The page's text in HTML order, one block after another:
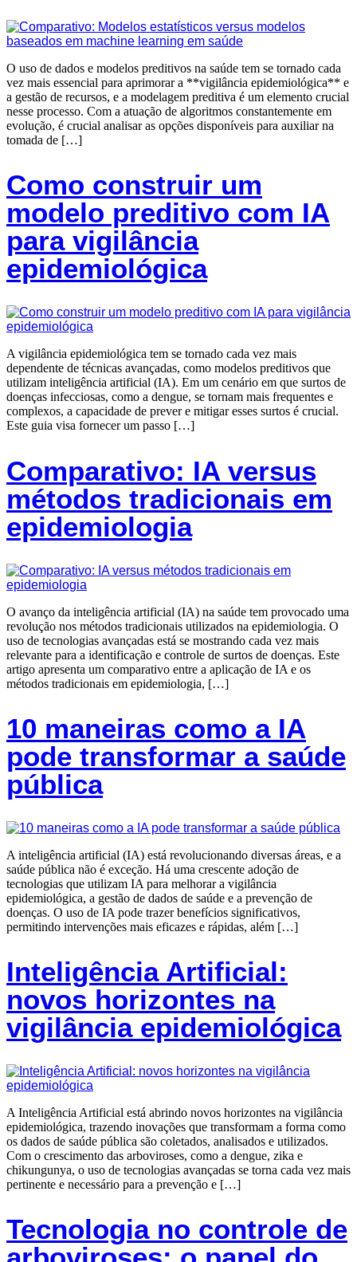
O uso de dados e modelos preditivos na saúde tem se tornado cada
vez mais essencial para aprimorar a **vigilância epidemiológica** e
a gestão de recursos, e a modelagem preditiva é um elemento crucial
nesse processo. Com a atuação de algoritmos constantemente em
evolução, é crucial analisar as opções disponíveis para auxiliar na
tomada de […]
Como construir um
modelo preditivo com IA
para vigilância
epidemiológica
A vigilância epidemiológica tem se tornado cada vez mais
dependente de técnicas avançadas, como modelos preditivos que
utilizam inteligência artificial (IA). Em um cenário em que surtos de
doenças infecciosas, como a dengue, se tornam mais frequentes e
complexos, a capacidade de prever e mitigar esses surtos é crucial.
Este guia visa fornecer um passo […]
Comparativo: IA versus
métodos tradicionais em
epidemiologia
O avanço da inteligência artificial (IA) na saúde tem provocado uma
revolução nos métodos tradicionais utilizados na epidemiologia. O
uso de tecnologias avançadas está se mostrando cada vez mais
relevante para a identificação e controle de surtos de doenças. Este
artigo apresenta um comparativo entre a aplicação de IA e os
métodos tradicionais em epidemiologia, […]
10 maneiras como a IA
pode transformar a saúde
pública
A inteligência artificial (IA) está revolucionando diversas áreas, e a
saúde pública não é exceção. Há uma crescente adoção de
tecnologias que utilizam IA para melhorar a vigilância
epidemiológica, a gestão de dados de saúde e a prevenção de
doenças. O uso de IA pode trazer benefícios significativos,
permitindo intervenções mais eficazes e rápidas, além […]
Inteligência Artificial:
novos horizontes na
vigilância epidemiológica
A Inteligência Artificial está abrindo novos horizontes na vigilância
epidemiológica, trazendo inovações que transformam a forma como
os dados de saúde pública são coletados, analisados e utilizados.
Com o crescimento das arboviroses, como a dengue, zika e
chikungunya, o uso de tecnologias avançadas se torna cada vez mais
pertinente e necessário para a prevenção e […]
Tecnologia no controle de